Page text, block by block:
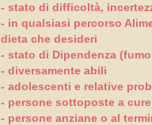
- stato di difficoltà,
- in qualsiasi percorso
dieta che desideri
- stato di Dipendenza
- diversamente abili
- adolescenti e relative
- persone sottoposte a
- persone anziane o al